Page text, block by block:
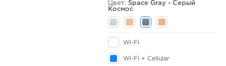
Цвет: Space Gray - Серый
Космос
Wi-Fi
Wi-Fi + Cellular